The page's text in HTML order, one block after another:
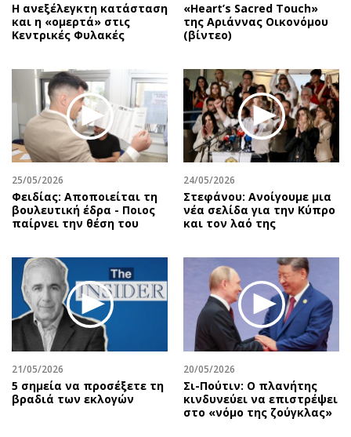
Η ανεξέλεγκτη κατάσταση
και η «ομερτά» στις
Κεντρικές Φυλακές
«Heart’s Sacred Touch»
της Αριάννας Οικονόμου
(βίντεο)
25/05/2026
Φειδίας: Αποποιείται τη
βουλευτική έδρα - Ποιος
παίρνει την θέση του
24/05/2026
Στεφάνου: Ανοίγουμε μια
νέα σελίδα για την Κύπρο
και τον λαό της
21/05/2026
5 σημεία να προσέξετε τη
βραδιά των εκλογών
20/05/2026
Σι-Πούτιν: Ο πλανήτης
κινδυνεύει να επιστρέψει
στο «νόμο της ζούγκλας»